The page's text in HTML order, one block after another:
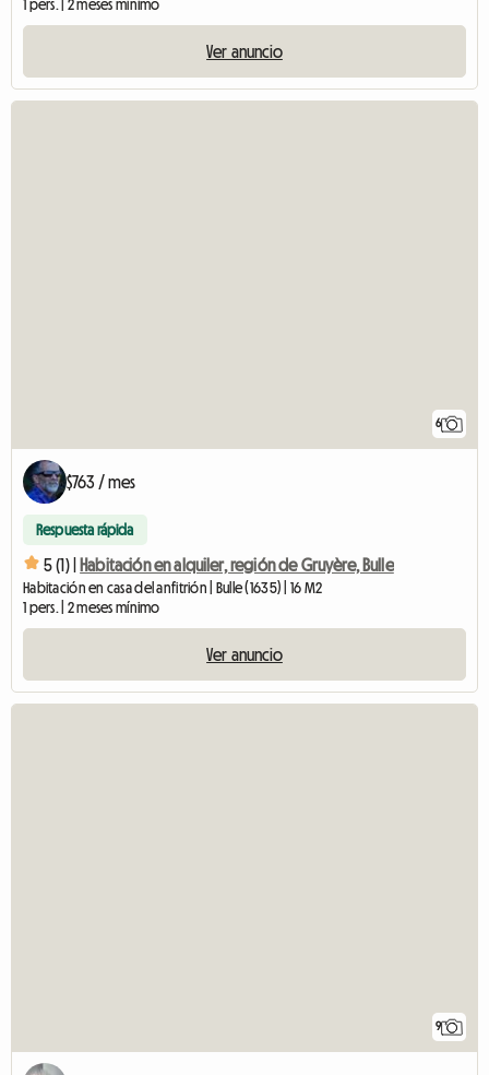
1 pers. | 2 meses mínimo
Ver anuncio
6
$763 / mes
Respuesta rápida
5 (1) | Habitación en alquiler, región de Gruyère, Bulle
Habitación en casa del anfitrión | Bulle (1635) | 16 M2
1 pers. | 2 meses mínimo
Ver anuncio
9